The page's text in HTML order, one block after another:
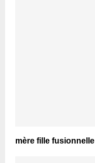
mère fille fusionnelle